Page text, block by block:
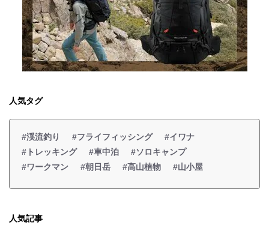
人気タグ
#渓流釣り #フライフィッシング
#イワナ
#トレッキング
#車中泊
#ソロキャンプ
#ワークマン
#朝日岳 #高山植物 #山小屋
人気記事